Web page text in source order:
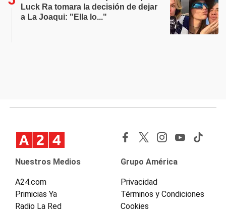
Luck Ra tomara la decisión de dejar
a La Joaqui: "Ella lo..."
Nuestros Medios
A24.com
Primicias Ya
Radio La Red
Grupo América
Privacidad
Términos y Condiciones
Cookies